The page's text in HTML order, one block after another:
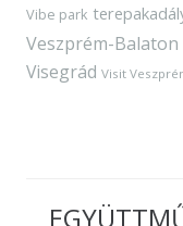
Vibe park
Veszprém-
Visegrád Visit